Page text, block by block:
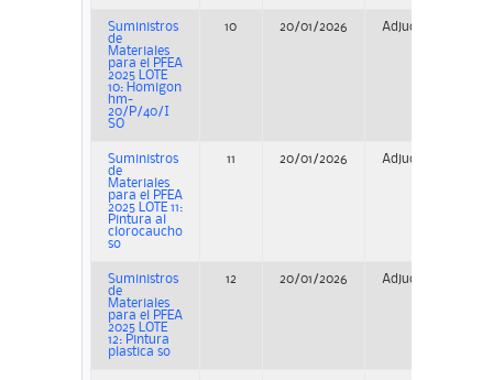
Suministros
de
Materiales
para el PFEA
2025 LOTE
10: Homigon
hm-
20/P/40/I
SO
10 20/01/2026 Adjudicación
Suministros
de
Materiales
para el PFEA
2025 LOTE 11:
Pintura al
clorocaucho
so
11 20/01/2026 Adjudicación
Suministros
de
Materiales
para el PFEA
2025 LOTE
12: Pintura
plastica so
12 20/01/2026 Adjudicación